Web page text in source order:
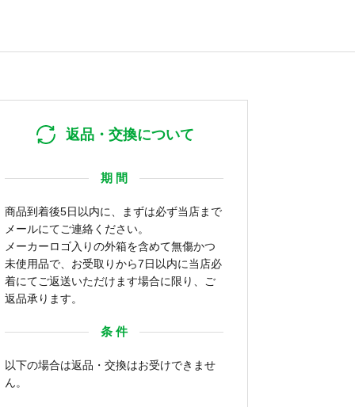
返品・交換について
期 間
商品到着後5日以内に、まずは必ず当店まで
メールにてご連絡ください。
メーカーロゴ入りの外箱を含めて無傷かつ
未使用品で、お受取りから7日以内に当店必
着にてご返送いただけます場合に限り、ご
返品承ります。
条 件
以下の場合は返品・交換はお受けできませ
ん。